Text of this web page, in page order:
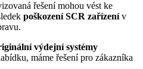
řešení mohou vést ke
poškození SCR zařízenív
výdejní systémy
máme řešení pro zákazníka